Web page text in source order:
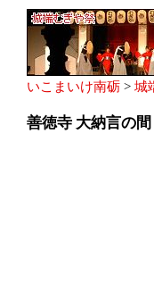
いこまいけ南砺 > 城
善徳寺 大納言の間